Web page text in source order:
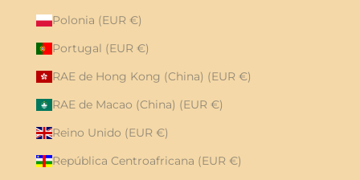
Polonia (EUR €)
Portugal (EUR €)
RAE de Hong Kong (China) (EUR €)
RAE de Macao (China) (EUR €)
Reino Unido (EUR €)
República Centroafricana (EUR €)